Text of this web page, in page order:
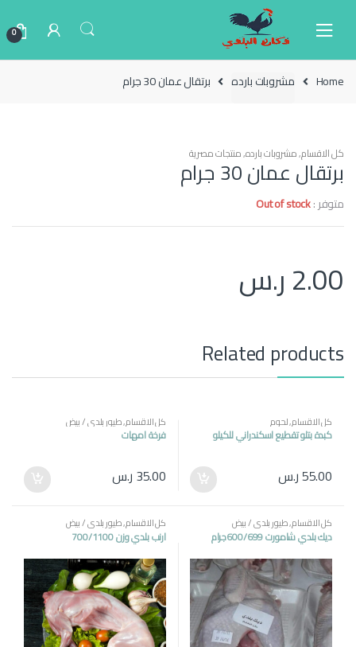
0
Home مشروبات بارده برتقال عمان 30 جرام
كل الاقسام,مشروبات بارده,منتجات مصرية
برتقال عمان 30 جرام
متوفر :Out of stock
2.00ر.س
Related products
كل الاقسام,لحوم
كبدة بتلو تقطيع اسكندراني للكيلو
55.00ر.س
كل الاقسام,طيور بلدي / بيض
فرخة امهات
35.00 ر.س
كل الاقسام,طيور بلدي / بيض
ديك بلدي شامورت 600/699جرام
كل الاقسام,طيور بلدي / بيض
ارنب بلدي وزن 700/1100